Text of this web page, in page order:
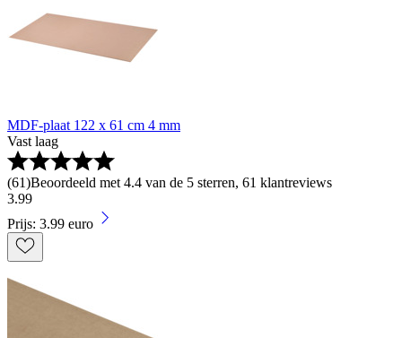
MDF-plaat 122 x 61 cm 4 mm
Vast laag
(61)Beoordeeld met 4.4 van de 5 sterren, 61 klantreviews
3.99
Prijs: 3.99 euro